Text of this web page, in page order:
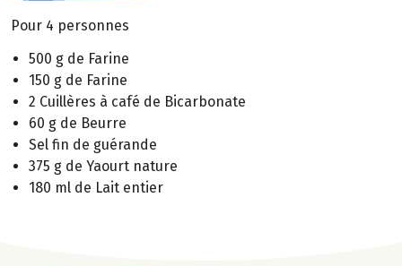
Pour 4 personnes
500 g de Farine
150 g de Farine
2 Cuillères à café de Bicarbonate
60 g de Beurre
Sel fin de guérande
375 g de Yaourt nature
180 ml de Lait entier